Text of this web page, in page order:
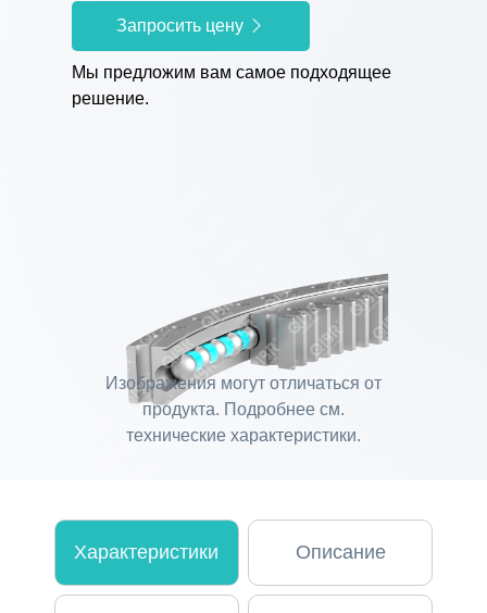
Запросить цену
Мы предложим вам самое подходящее
решение.
Изображения могут отличаться от
продукта. Подробнее см.
технические характеристики.
Характеристики Описание